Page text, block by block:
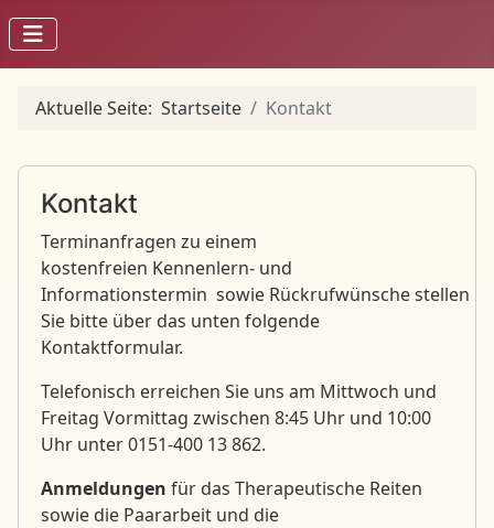
Aktuelle Seite: Startseite Kontakt
Kontakt
Terminanfragen zu einem
kostenfreien Kennenlern- und
Informationstermin sowie Rückrufwünsche stellen
Sie bitte über das unten folgende
Kontaktformular.
Telefonisch erreichen Sie uns am Mittwoch und
Freitag Vormittag zwischen 8:45 Uhr und 10:00
Uhr unter 0151-400 13 862.
Anmeldungen für das Therapeutische Reiten
sowie die Paararbeit und die